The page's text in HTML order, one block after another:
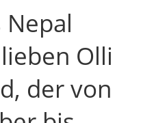
Nepal
Olli
der von